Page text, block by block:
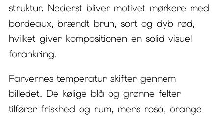
struktur. Nederst bliver motivet mørkere med
bordeaux, brændt brun, sort og dyb rød,
hvilket giver kompositionen en solid visuel
forankring.
Farvernes temperatur skifter gennem
billedet. De kølige blå og grønne felter
tilfører friskhed og rum, mens rosa, orange